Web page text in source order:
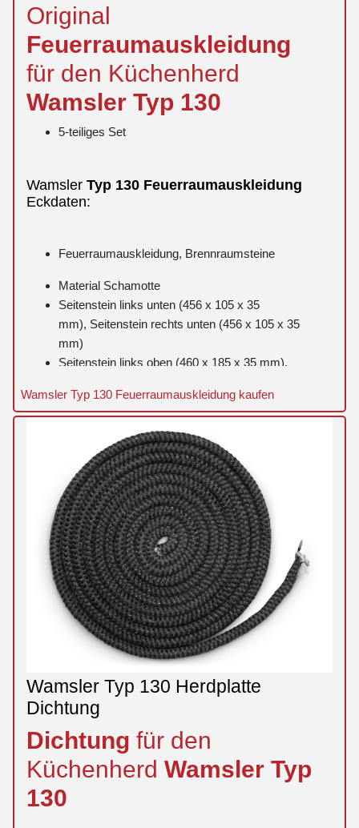
Original
Feuerraumauskleidung
für den Küchenherd
Wamsler Typ 130
5-teiliges Set
Wamsler Typ 130 Feuerraumauskleidung
Eckdaten:
Feuerraumauskleidung, Brennraumsteine
Material Schamotte
Seitenstein links unten (456 x 105 x 35
mm), Seitenstein rechts unten (456 x 105 x 35
mm)
Seitenstein links oben (460 x 185 x 35 mm),
Rückwandstein (176 x 320 x 96 mm)
Wamsler Typ 130 Feuerraumauskleidung kaufen
Wamsler Typ 130 Herdplatte
Dichtung
Dichtung für den
Küchenherd Wamsler Typ
130